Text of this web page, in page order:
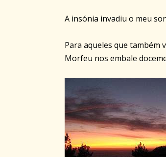
A insónia invadiu o meu
Para aqueles que também
Morfeu nos embale